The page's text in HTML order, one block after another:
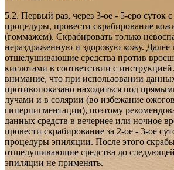
5.2. Первый раз, через 3-ое - 5-еро суток
процедуры, провести скрабирование
(гоммажем). Скрабировать только
нераздраженную и здоровую кожу. Далее
отшелушивающие средства против
кислотами в соответствии с
внимание, что при использовании
противопоказано находиться под
лучами и в солярии (во избежание
гиперпигментации), поэтому
данных средств в вечернее или ночное
провести скрабирование за 2-ое - 3-ое
процедуры эпиляции. После этого
отшелушивающие средства до
эпиляции не применять.